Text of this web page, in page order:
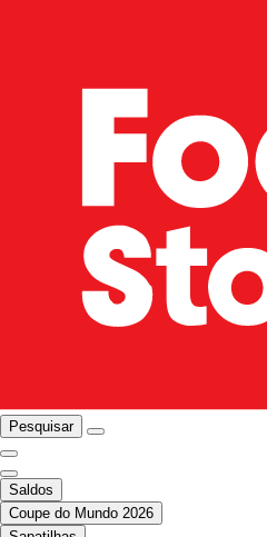
Pesquisar
Saldos
Coupe do Mundo 2026